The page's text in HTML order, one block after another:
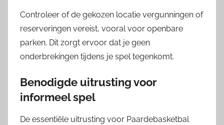
Controleer of de gekozen locatie vergunningen of
reserveringen vereist, vooral voor openbare
parken. Dit zorgt ervoor dat je geen
onderbrekingen tijdens je spel tegenkomt.
Benodigde uitrusting voor
informeel spel
De essentiële uitrusting voor Paardebasketbal